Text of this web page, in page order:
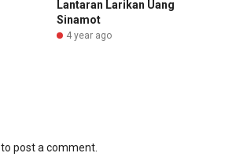
Lantaran Larikan Uang
Sinamot
4 year ago
to post a comment.